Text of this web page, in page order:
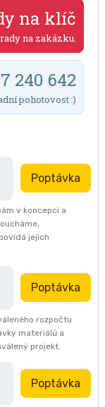
na klíč
na zakázku.
240 642
pohotovost :)
Poptávka
v koncepci a
jejich
Poptávka
rozpočtu
materiálů a
projekt.
Poptávka